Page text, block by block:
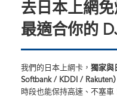
去日本上網
最適合你的
我們的日本上網卡， 獨家與
Softbank / KDDI / Rakuten）
時段也能保持高速、不塞